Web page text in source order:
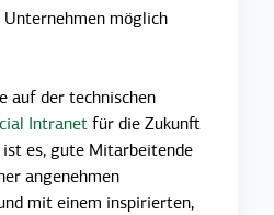
möglich
auf der technischen
Intranetfür die Zukunft
es, gute Mitarbeitende
angenehmen
mit einem inspirierten,